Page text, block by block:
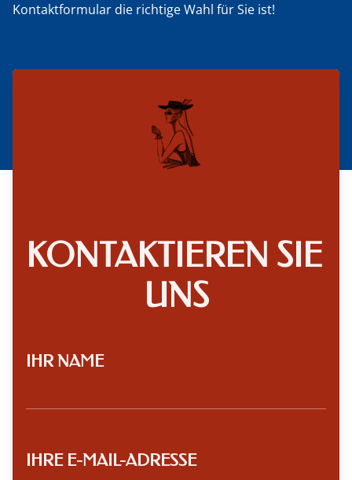
Kontaktformular die richtige Wahl für Sie ist!